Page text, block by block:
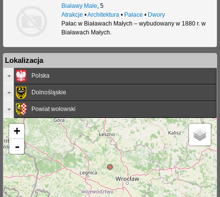
Białawy Małe 5
Atrakcje •Architektura • Pałace • Dwory
Pałac w Białawach Małych – wybudowany w 1880 r. w
Białawach Małych.
Lokalizacja
Polska
Dolnośląskie
Powiat wołowski
+
-